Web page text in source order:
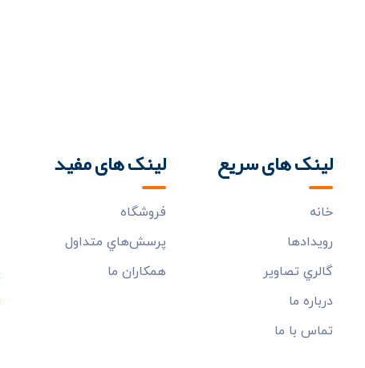
لینک های سریع
خانه
رويدادها
گالري تصاوير
درباره ما
تماس با ما
لینک های مفید
فروشگاه
پرسش‌هاي متداول
همکاران ما